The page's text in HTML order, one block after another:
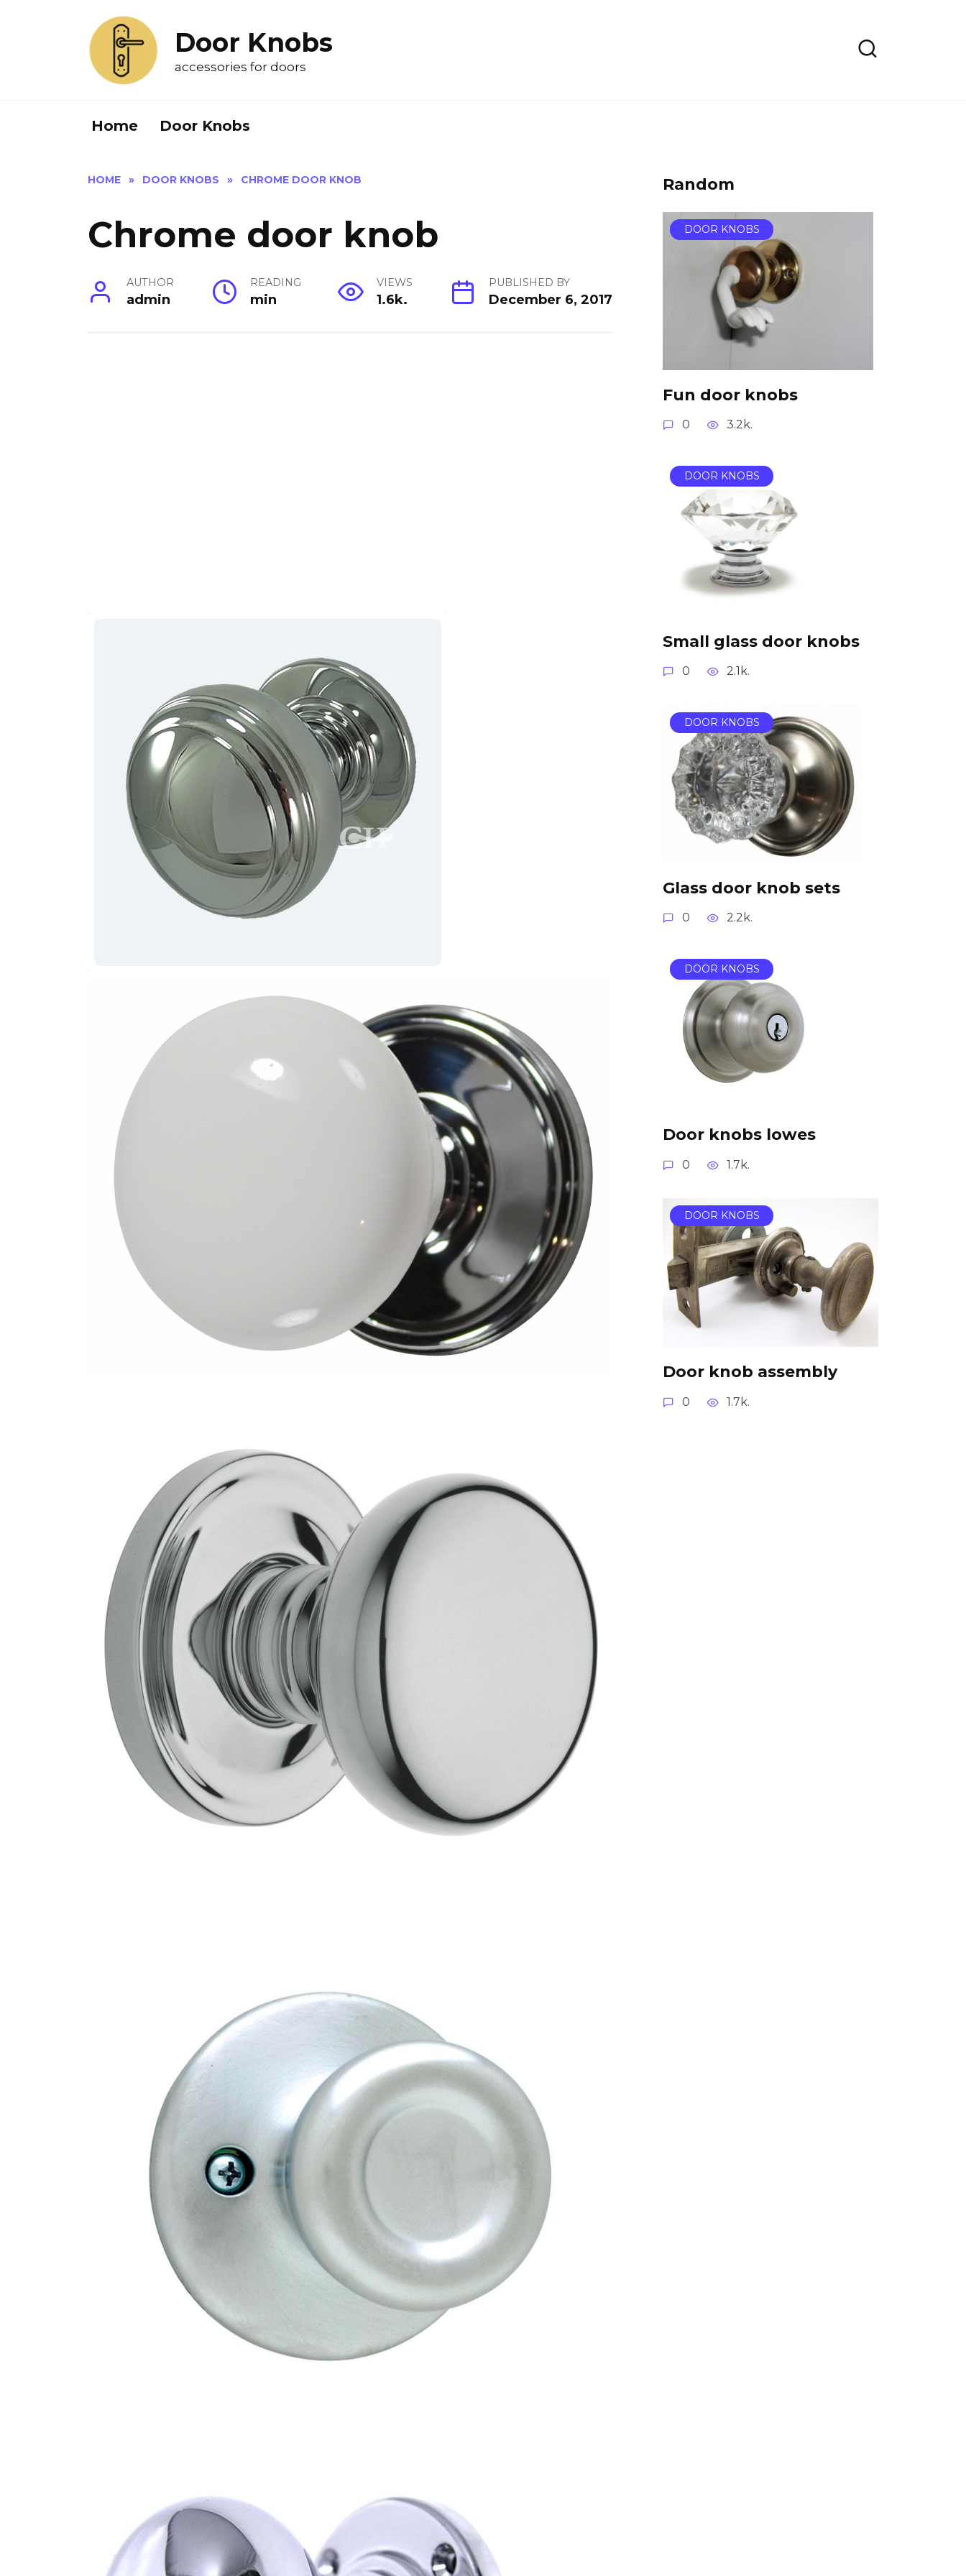
Door Knobs
accessories for doors
Home Door Knobs
HOME » DOOR KNOBS » CHROME DOOR KNOB
Chrome door knob
AUTHOR
admin
READING
min
VIEWS
1.6k.
PUBLISHED BY
December 6, 2017
Random
DOOR KNOBS
Fun door knobs
0 3.2k.
DOOR KNOBS
Small glass door knobs
0 2.1k.
DOOR KNOBS
Glass door knob sets
0 2.2k.
DOOR KNOBS
Door knobs lowes
0 1.7k.
DOOR KNOBS
Door knob assembly
0 1.7k.